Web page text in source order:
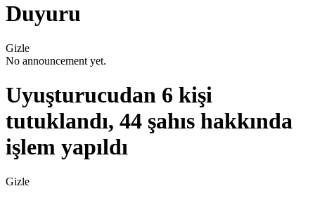
Duyuru
Gizle
No announcement yet.
Uyuşturucudan 6 kişi
tutuklandı, 44 şahıs hakkında
işlem yapıldı
Gizle